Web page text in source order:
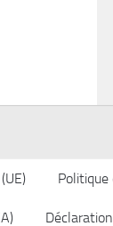
Politique